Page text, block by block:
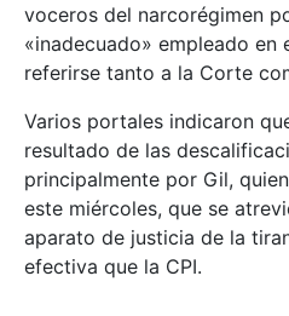
voceros del narcorégimen
«inadecuado» empleado en
referirse tanto a la Corte
Varios portales indicaron
resultado de las
principalmente por Gil,
este miércoles, que se
aparato de justicia de la
efectiva que la CPI.